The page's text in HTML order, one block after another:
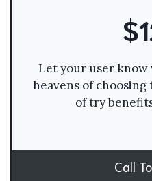
Let your user know
heavens of
of try
Call